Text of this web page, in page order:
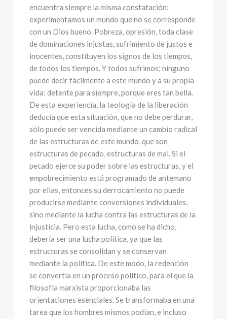
encuentra siempre la misma constatación:
experimentamos un mundo que no se corresponde
con un Dios bueno. Pobreza, opresión, toda clase
de dominaciones injustas, sufrimiento de justos e
inocentes, constituyen los signos de los tiempos,
de todos los tiempos. Y todos sufrimos; ninguno
puede decir fácilmente a este mundo y a su propia
vida: detente para siempre, porque eres tan bella.
De esta experiencia, la teología de la liberación
deducía que esta situación, que no debe perdurar,
sólo puede ser vencida mediante un cambio radical
de las estructuras de este mundo, que son
estructuras de pecado, estructuras de mal. Si el
pecado ejerce su poder sobre las estructuras, y el
empobrecimiento está programado de antemano
por ellas, entonces su derrocamiento no puede
producirse mediante conversiones individuales,
sino mediante la lucha contra las estructuras de la
injusticia. Pero esta lucha, como se ha dicho,
debería ser una lucha política, ya que las
estructuras se consolidan y se conservan
mediante la política. De este modo, la redención
se convertía en un proceso político, para el que la
filosofía marxista proporcionaba las
orientaciones esenciales. Se transformaba en una
tarea que los hombres mismos podían, e incluso